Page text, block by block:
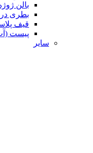
بالن
بطری
قیف
پیست
سایر